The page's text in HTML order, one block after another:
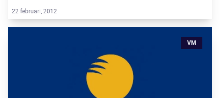
22 februari, 2012
VM